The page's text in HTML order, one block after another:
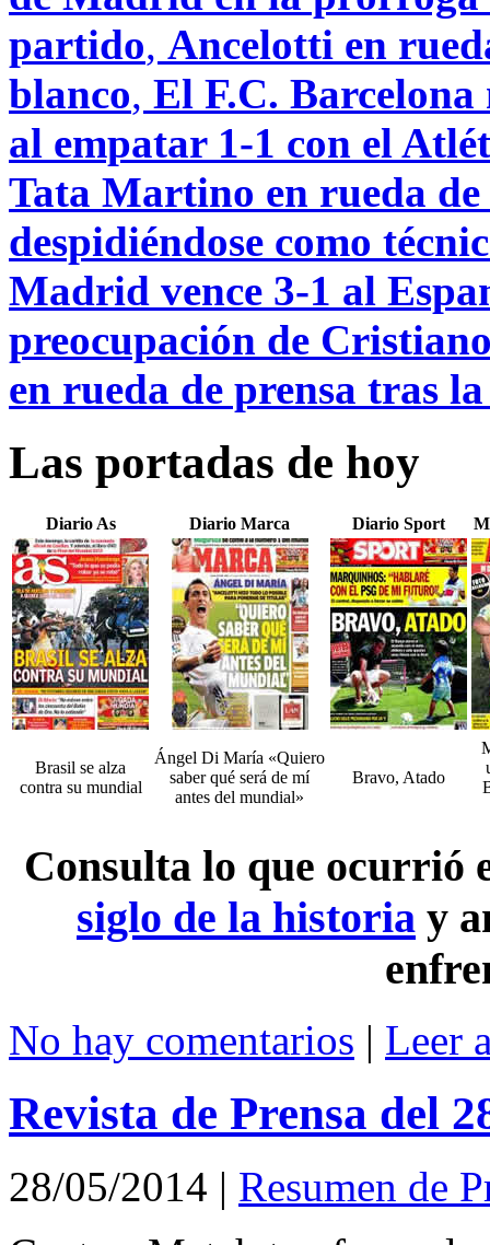
partido, Ancelotti en
blanco, El F.C. Barcelona
al empatar 1-1 con el
Tata Martino en rueda de
despidiéndose como
Madrid vence 3-1 al
preocupación de
en rueda de prensa tras
Las portadas de hoy
Diario As Diario Marca Diario Sport
Brasil se alza
contra su mundial
Ángel Di María «Quiero
saber qué será de mí
antes del mundial»
Bravo, Atado
Consulta lo que ocurrió
siglo de la historia y
No hay comentarios | Leer
Revista de Prensa del
28/05/2014 | Resumen de